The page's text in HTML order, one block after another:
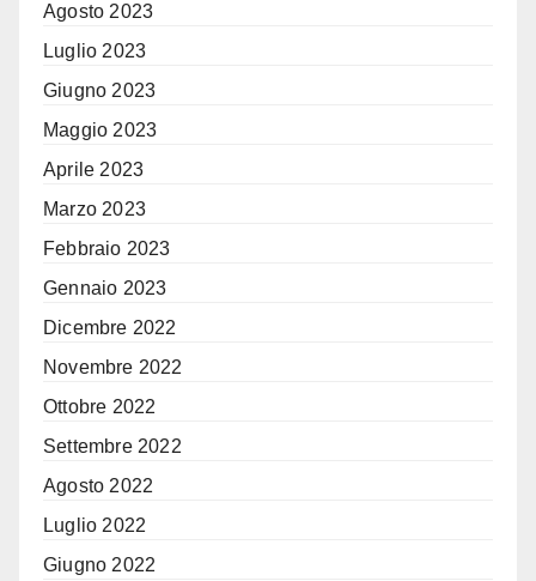
Agosto 2023
Luglio 2023
Giugno 2023
Maggio 2023
Aprile 2023
Marzo 2023
Febbraio 2023
Gennaio 2023
Dicembre 2022
Novembre 2022
Ottobre 2022
Settembre 2022
Agosto 2022
Luglio 2022
Giugno 2022